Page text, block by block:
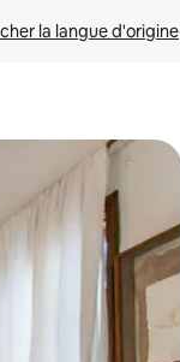
la langue d'origine